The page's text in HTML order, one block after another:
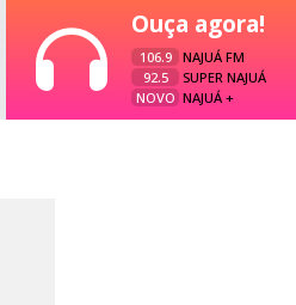
Ouça agora!
106.9
NAJUÁ FM
92.5
SUPER NAJUÁ
NOVO NAJUÁ +